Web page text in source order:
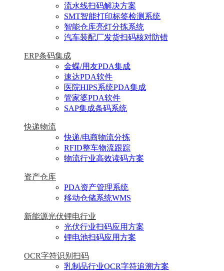
流水线扫码解决方案
SMT智能打印标签检测系统
智能仓库亮灯分拣系统
汽车装配厂发货扫码核对防错
ERP条码集成
金蝶/用友PDA集成
速达PDA软件
医院HIPS系统PDA集成
管家婆PDA软件
SAP集成条码系统
快递物流
快递/电商物流分拣
RFID整车物流跟踪
物流行业高效读码方案
资产仓库
PDA资产管理系统
移动仓储系统WMS
新能源光伏锂电行业
光伏行业扫码应用方案
锂电池扫码应用方案
OCR字符识别扫码
乳制品行业OCR字符追溯方案